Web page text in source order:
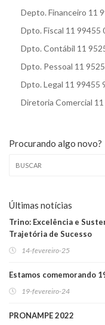
Depto. Financeiro 11
Dpto. Fiscal 11 99455
Dpto. Contábil 11
Dpto. Pessoal 11
Dpto. Legal 11 99455
Diretoria Comercial
Procurando algo novo?
Últimas notícias
Trino: Excelência e
Trajetória de Sucesso
14-fevereiro-25
Estamos comemorando
19-fevereiro-24
PRONAMPE 2022